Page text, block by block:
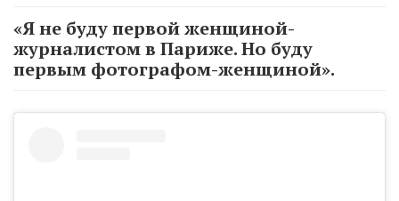
«Я не буду первой женщиной-
журналистом в Париже. Но буду
первым фотографом-женщиной».